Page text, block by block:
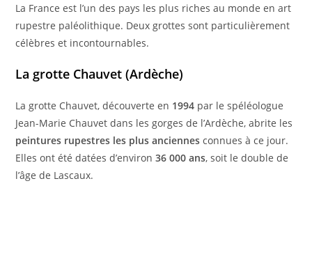
La France est l’un des pays les plus riches au monde en art
rupestre paléolithique. Deux grottes sont particulièrement
célèbres et incontournables.
La grotte Chauvet (Ardèche)
La grotte Chauvet, découverte en 1994 par le spéléologue
Jean-Marie Chauvet dans les gorges de l’Ardèche, abrite les
peintures rupestres les plus anciennes connues à ce jour.
Elles ont été datées d’environ36 000 ans, soit le double de
l’âge de Lascaux.